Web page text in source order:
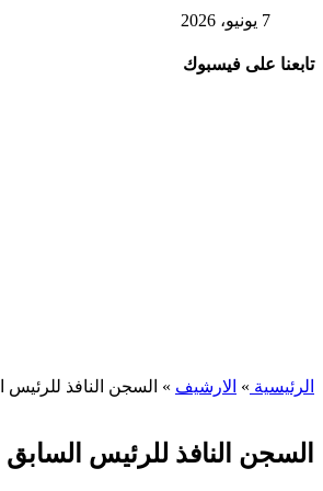
7 يونيو، 2026
تابعنا على فيسبوك
الرئيسية » الارشيف » السجن النافذ للرئيس
السجن النافذ للرئيس